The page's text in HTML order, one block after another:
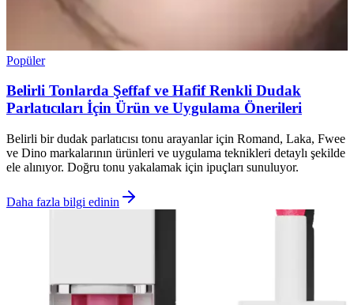
Popüler
Belirli Tonlarda Şeffaf ve Hafif Renkli Dudak
Parlatıcıları İçin Ürün ve Uygulama Önerileri
Belirli bir dudak parlatıcısı tonu arayanlar için Romand, Laka, Fwee
ve Dino markalarının ürünleri ve uygulama teknikleri detaylı şekilde
ele alınıyor. Doğru tonu yakalamak için ipuçları sunuluyor.
Daha fazla bilgi edinin